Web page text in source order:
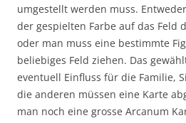
umgestellt werden muss.
der gespielten Farbe auf das Feld
oder man muss eine bestimmte
beliebiges Feld ziehen. Das
eventuell Einfluss für die Familie,
die anderen müssen eine Karte
man noch eine grosse Arcanum